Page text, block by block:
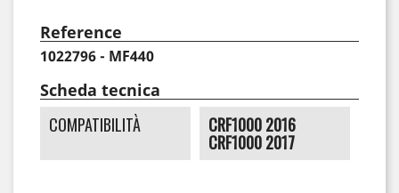
Reference
1022796 - MF440
Scheda tecnica
COMPATIBILITÀ CRF1000 2016
CRF1000 2017